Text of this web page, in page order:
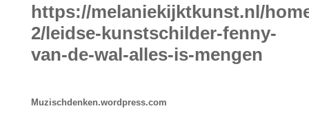
https://melaniekijktkunst.nl/
2/leidse-kunstschilder-fenny-
van-de-wal-alles-is-mengen
Muzischdenken.wordpress.com